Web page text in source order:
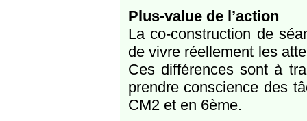
Plus-value de l’action
La co-construction de
de vivre réellement les
Ces différences sont à
prendre conscience des
CM2 et en 6ème.